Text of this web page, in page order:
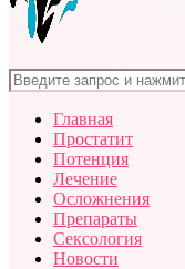
Главная
Простатит
Потенция
Лечение
Осложнения
Препараты
Сексология
Новости